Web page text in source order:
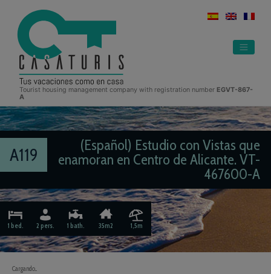
content
Tourist housing management company with registration number EGVT-867-
A
A119
(Español) Estudio con Vistas que
enamoran en Centro de Alicante. VT-
467600-A
1 bed. 2 pers. 1 bath. 35m2 1,5m
Cargando...